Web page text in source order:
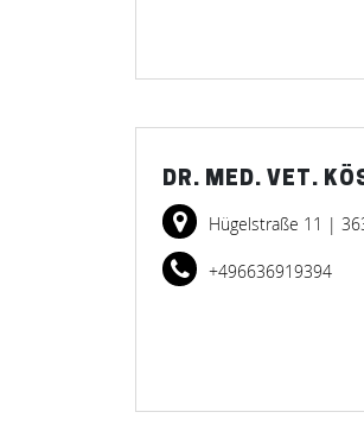
DR. MED. VET.
Hügelstraße 11 |
+496636919394